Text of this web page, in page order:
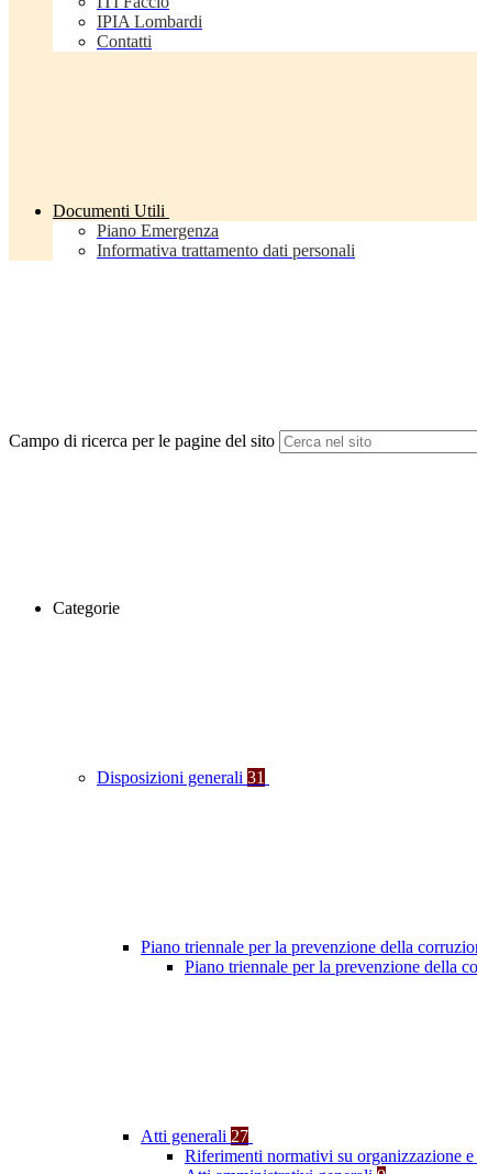
IPIA Lombardi
Contatti
Documenti Utili
Piano Emergenza
Informativa trattamento dati personali
Campo di ricerca per le pagine del sito
Categorie
Disposizioni generali 31
Piano triennale per la prevenzione della
Piano triennale per la prevenzione della
Atti generali 27
Riferimenti normativi su organizzazione